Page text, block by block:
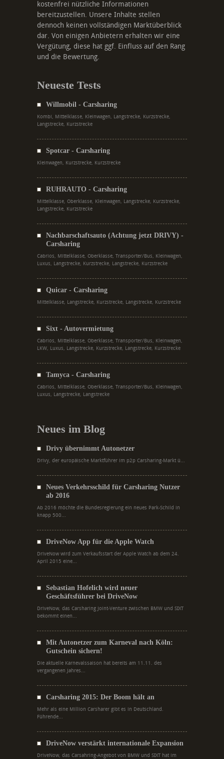
kostenfrei nützliche Informationen
bereitzustellen. Unsere Inhalte stellen
dennoch keinen vollständigen Marktüberblick
dar. Von einigen Anbietern erhalten wir eine
Vergütung, diese hat ggf. Einfluss auf den Rang
und die Bewertung.
Neueste Tests
Willmobil - Carsharing
Kombi, Mittelklasse, Kleinwagen, Langstrecke, Kurzstrecke,
Langstrecke, Kurzstrecke
Spotcar - Carsharing
Kleinwagen, Kurzstrecke, Kurzstrecke
RUHRAUTO - Carsharing
Mittelklasse, Oberklasse, Kleinwagen, Langstrecke, Kurzstrecke,
Langstrecke, Kurzstrecke
Nachbarschaftsauto (Achtung jetzt DRIVY) -
Carsharing
Cabrios, Mittelklasse, Oberklasse, Transporter/Bus, Kleinwagen,
Luxus, Langstrecke, Kurzstrecke, Langstrecke, Kurzstrecke
Quicar - Carsharing
Mittelklasse, Langstrecke, Kurzstrecke, Langstrecke, Kurzstrecke
Sixt - Autovermietung
Cabrios, Mittelklasse, Oberklasse, Transporter/Bus, Kleinwagen,
LKW, Luxus, Langstrecke, Kurzstrecke, Langstrecke, Kurzstrecke
Tamyca - Carsharing
Cabrios, Mittelklasse, Oberklasse, Transporter/Bus, Kleinwagen,
Luxus, Langstrecke, Langstrecke
Neues im Blog
Drivy übernimmt Autonetzer
Drivy, der europäische Marktführer im p2p Carsharing-Markt ü...
Neues Verkehrsschild für Carsharing Nutzer
ab 2016
Ab 2016 möchte die Bundesregierung ein neues Park-Schild in
knapp 500...
DriveNow App für die Apple Watch
DriveNow wird zum Verkaufsstart der Apple Watch ab dem 24.
April 2015 eine...
Sebastian Hofelich wird neuer
Geschäftsführer bei DriveNow
DriveNow, das Carsharing Joint-Venture zwischen BMW und SIXT
bekommt einen...
Mit Autonetzer zum Karneval nach Köln:
Gutschein sichern!
Die aktuelle Karnevalssaison hat bereits am 11.11. des
vergangenen Jahres...
Carsharing 2015: Der Boom hält an
Mehr als eine Million Carsharer gibt es in Deutschland.
Führende...
DriveNow verstärkt internationale Expansion
DriveNow, das Carsahring-Angebot von BMW und SIXT hat im